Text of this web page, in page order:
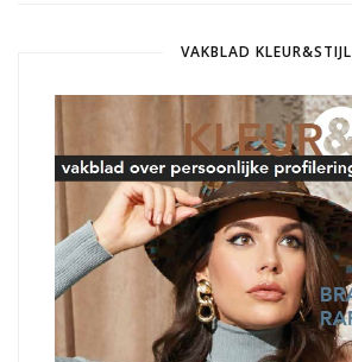
VAKBLAD KLEUR&STIJL